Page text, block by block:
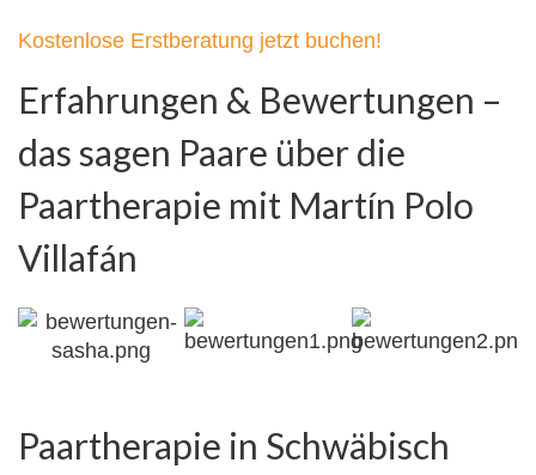
Kostenlose Erstberatung jetzt buchen!
Erfahrungen & Bewertungen –
das sagen Paare über die
Paartherapie mit Martín Polo
Villafán
Paartherapie in Schwäbisch